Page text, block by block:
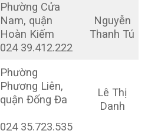
Phường Cửa
Nam, quận
Hoàn Kiếm
024 39.412.222
Nguyễn
Thanh Tú
Phường
Phương Liên,
quận Đống Đa
024 35.723.535
Lê Thị
Danh